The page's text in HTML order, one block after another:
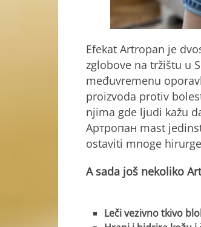
Efekat Artropan je
zglobove na tržištu u
međuvremenu
proizvoda protiv
njima gde ljudi kažu
Артропан mast
ostaviti mnoge
A sada još nekoliko
Leči vezivno tkivo